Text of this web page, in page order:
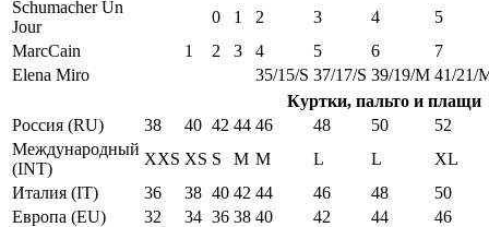
Schumacher Un
Jour
0 1 2 3 4
5
MarcCain
1 2 3 4 5 6
7
Elena Miro
35/15/S 37/17/S 39/19/M 41/21/
Куртки, пальто и плащи
Россия (RU)
38 40 42 44 46 48 50
52
Международный
(INT)
XXS XS S M M L L
XL
Италия (IT)
36 38 40 42 44 46 48
50
Европа (EU)
32 34 36 38 40 42 44
46